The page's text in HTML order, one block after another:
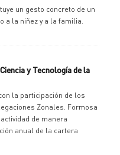
un gesto concreto de un
a la niñez y a la familia.
y Tecnología de la
la participación de los
Zonales. Formosa
de manera
anual de la cartera